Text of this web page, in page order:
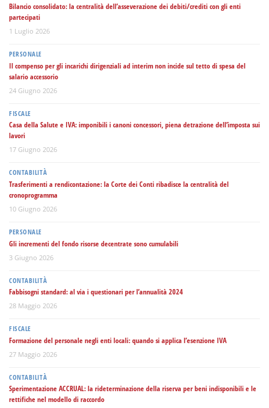
Bilancio consolidato: la centralità dell’asseverazione dei debiti/crediti con gli enti
partecipati
1 Luglio 2026
PERSONALE
Il compenso per gli incarichi dirigenziali ad interim non incide sul tetto di spesa del
salario accessorio
24 Giugno 2026
FISCALE
Casa della Salute e IVA: imponibili i canoni concessori, piena detrazione dell’imposta sui
lavori
17 Giugno 2026
CONTABILITÀ
Trasferimenti a rendicontazione: la Corte dei Conti ribadisce la centralità del
cronoprogramma
10 Giugno 2026
PERSONALE
Gli incrementi del fondo risorse decentrate sono cumulabili
3 Giugno 2026
CONTABILITÀ
Fabbisogni standard: al via i questionari per l’annualità 2024
28 Maggio 2026
FISCALE
Formazione del personale negli enti locali: quando si applica l’esenzione IVA
27 Maggio 2026
CONTABILITÀ
Sperimentazione ACCRUAL: la rideterminazione della riserva per beni indisponibili e le
rettifiche nel modello di raccordo